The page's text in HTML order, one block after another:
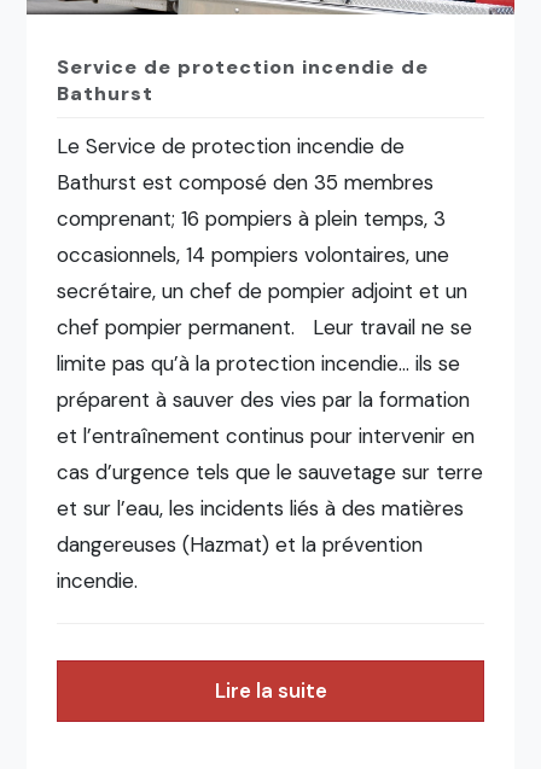
Service de protection incendie de
Bathurst
Le Service de protection incendie de
Bathurst est composé den 35 membres
comprenant; 16 pompiers à plein temps, 3
occasionnels, 14 pompiers volontaires, une
secrétaire, un chef de pompier adjoint et un
chef pompier permanent. Leur travail ne se
limite pas qu’à la protection incendie… ils se
préparent à sauver des vies par la formation
et l’entraînement continus pour intervenir en
cas d’urgence tels que le sauvetage sur terre
et sur l’eau, les incidents liés à des matières
dangereuses (Hazmat) et la prévention
incendie.
Lire la suite